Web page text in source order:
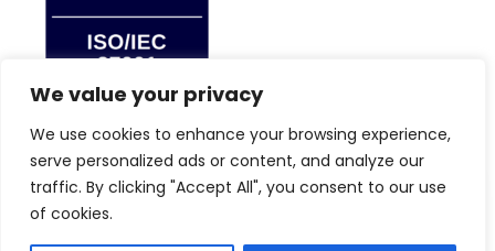
We value your privacy
We use cookies to enhance your browsing experience,
serve personalized ads or content, and analyze our
traffic. By clicking "Accept All", you consent to our use
of cookies.TIJD4 © Copyright 2023. Alle rechten voorbehouden.
By browsing this website, you agree to our privacy